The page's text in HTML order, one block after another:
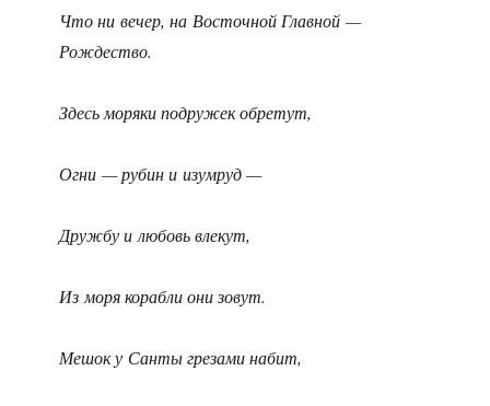
Что ни вечер, на Восточной Главной —
Рождество.
Здесь моряки подружек обретут,
Огни — рубин и изумруд —
Дружбу и любовь влекут,
Из моря корабли они зовут.
Мешок у Санты грезами набит,